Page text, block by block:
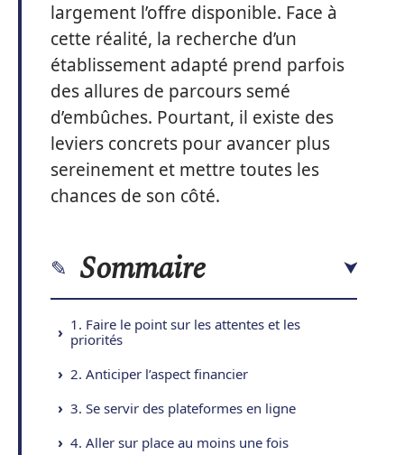
largement l’offre disponible. Face à
cette réalité, la recherche d’un
établissement adapté prend parfois
des allures de parcours semé
d’embûches. Pourtant, il existe des
leviers concrets pour avancer plus
sereinement et mettre toutes les
chances de son côté.
Sommaire
1. Faire le point sur les attentes et les
priorités
2. Anticiper l’aspect financier
3. Se servir des plateformes en ligne
4. Aller sur place au moins une fois